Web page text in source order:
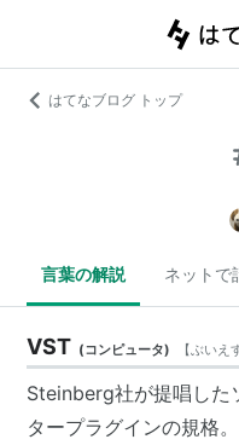
はてなブログ トップ
言葉の解説 ネットで
VST (コンピュータ) 【ぶいえ
Steinberg社が提唱した
タープラグインの規格。